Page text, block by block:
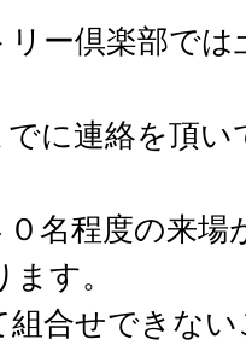
リー倶楽部で
でに連絡を頂
名程度の来
す。
組合せできな